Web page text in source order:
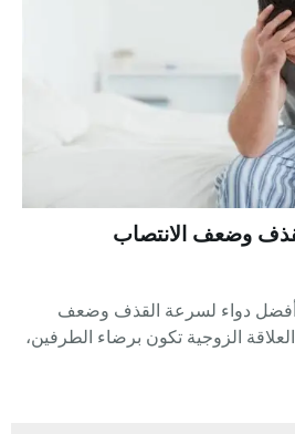
وضعف الانتصاب
دواء لسرعة القذف وضعف
الزوجية تكون برضاء الطرفين،